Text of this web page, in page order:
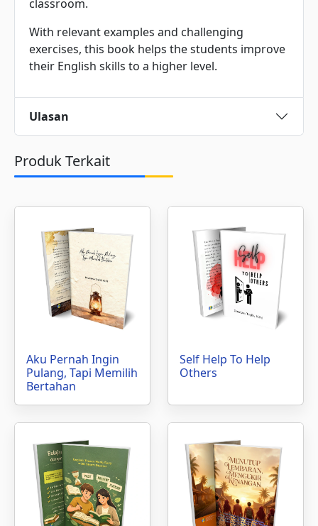
classroom.
With relevant examples and challenging
exercises, this book helps the students improve
their English skills to a higher level.
Ulasan
Produk Terkait
Aku Pernah Ingin
Pulang, Tapi Memilih
Bertahan
Self Help To Help
Others